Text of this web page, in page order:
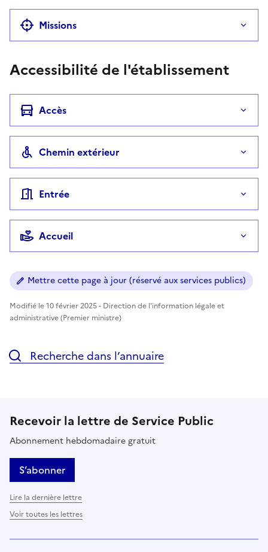
Missions
Accessibilité de l'établissement
Accès
Chemin extérieur
Entrée
Accueil
Mettre cette page à jour (réservé aux services publics)
Modifié le 10 février 2025 - Direction de l'information légale et
administrative (Premier ministre)
Recherche dans l’annuaire
Recevoir la lettre de Service Public
Abonnement hebdomadaire gratuit
S’abonner
Lire la dernière lettre
Voir toutes les lettres